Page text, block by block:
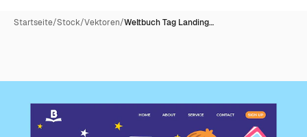
Startseite/Stock/Vektoren/Weltbuch Tag Landing…